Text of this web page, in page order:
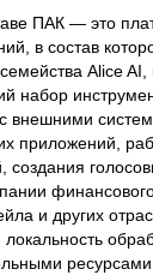
ПАК — это
в состав
Alice
набор
внешними
приложений,
создания
финансового
и других